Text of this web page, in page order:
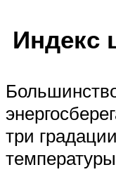
Индекс
три